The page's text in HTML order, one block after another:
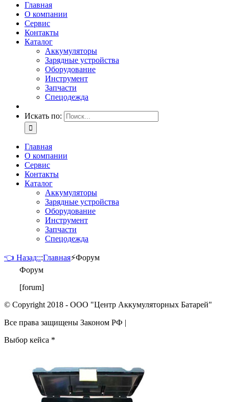
Главная
О компании
Сервис
Контакты
Каталог
Аккумуляторы
Зарядные устройства
Оборудование
Инструмент
Запчасти
Спецодежда
Искать по:
Главная
О компании
Сервис
Контакты
Каталог
Аккумуляторы
Зарядные устройства
Оборудование
Инструмент
Запчасти
Спецодежда
👈 Назад:::Главная⚡Форум
Форум
[forum]
© Copyright 2018 - ООО "Центр Аккумуляторных Батарей"
Все права защищены Законом РФ |
Выбор кейса *